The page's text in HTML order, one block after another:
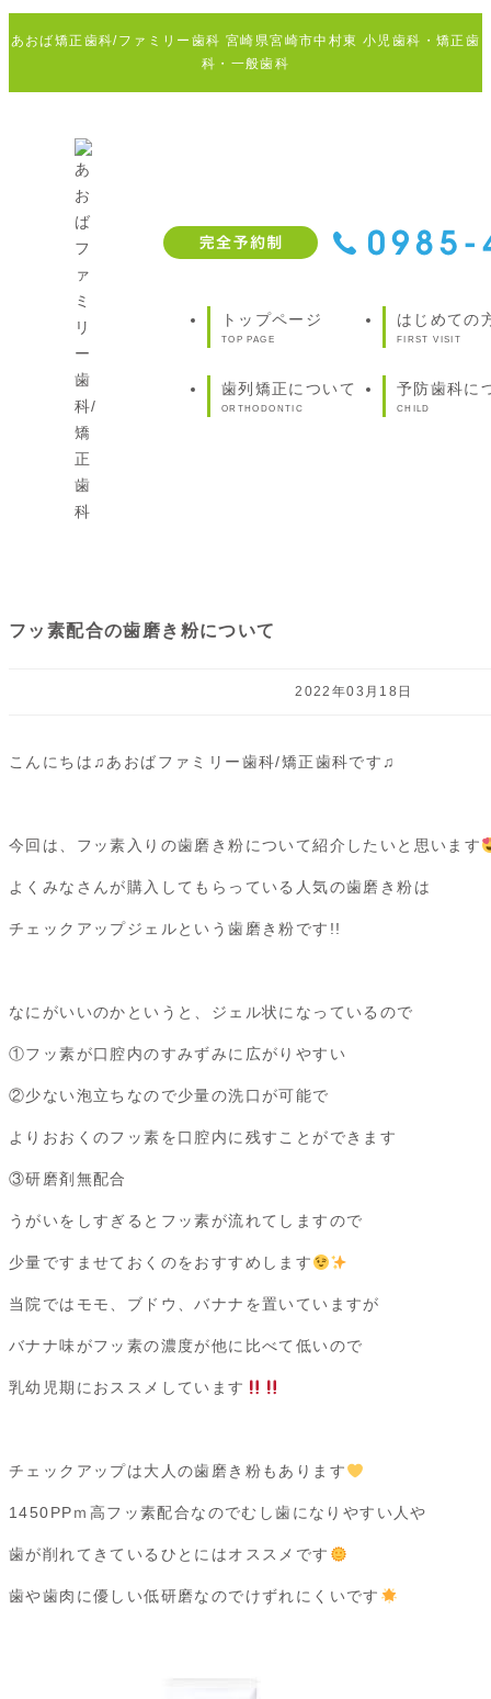
あおば矯正歯科/ファミリー歯科 宮崎県宮崎市中村東 小児歯科・矯正歯
科・一般歯科
トップページ
TOP PAGE
はじめての
FIRST VISIT
歯列矯正について
ORTHODONTIC
予防歯科に
CHILD
フッ素配合の歯磨き粉について
2022年03月18日
こんにちは♫あおばファミリー歯科/矯正歯科です♫
今回は、フッ素入りの歯磨き粉について紹介したいと思います
よくみなさんが購入してもらっている人気の歯磨き粉は
チェックアップジェルという歯磨き粉です!!
なにがいいのかというと、ジェル状になっているので
①フッ素が口腔内のすみずみに広がりやすい
②少ない泡立ちなので少量の洗口が可能で
よりおおくのフッ素を口腔内に残すことができます
③研磨剤無配合
うがいをしすぎるとフッ素が流れてしますので
少量ですませておくのをおすすめします
当院ではモモ、ブドウ、バナナを置いていますが
バナナ味がフッ素の濃度が他に比べて低いので
乳幼児期におススメしています
チェックアップは大人の歯磨き粉もあります
1450PPｍ高フッ素配合なのでむし歯になりやすい人や
歯が削れてきているひとにはオススメです
歯や歯肉に優しい低研磨なのでけずれにくいです